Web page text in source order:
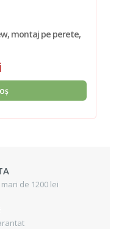
montaj pe perete,
de 1200 lei